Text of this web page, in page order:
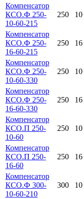
Компенсатор
КСО.Ф 250-
10-60-215
250 10
Компенсатор
КСО.Ф 250-
16-60-215
250 16
Компенсатор
КСО.Ф 250-
10-60-330
250 10
Компенсатор
КСО.Ф 250-
16-60-330
250 16
Компенсатор
КСО.П 250-
10-60
250 10
Компенсатор
КСО.П 250-
16-60
250 16
Компенсатор
КСО.Ф 300-
10-60-210
300 10